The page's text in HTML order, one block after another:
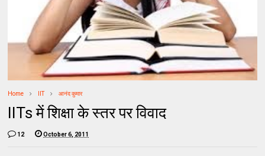
Home IIT आनंद कुमार
IITs में शिक्षा के स्तर पर विवाद
12 October 6, 2011